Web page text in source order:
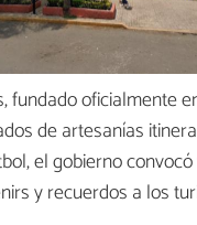
fundado oficialmente
de artesanías
el gobierno
y recuerdos a los